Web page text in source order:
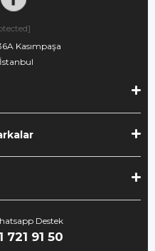
Kasımpaşa
Destek
721 91 50